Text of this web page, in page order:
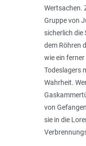
Wertsachen.
Gruppe von
sicherlich die
dem Röhren
wie ein
Todeslagers
Wahrheit.
von
sie in die